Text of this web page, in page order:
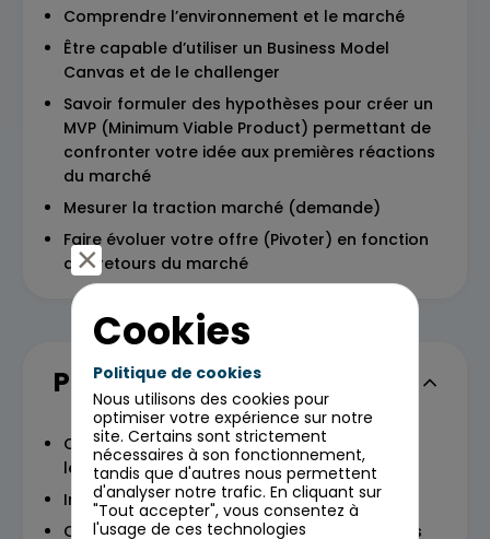
Comprendre l’environnement et le marché
Être capable d’utiliser un Business Model
Canvas et de le challenger
Savoir formuler des hypothèses pour créer un
MVP (Minimum Viable Product) permettant de
confronter votre idée aux premières réactions
du marché
Mesurer la traction marché (demande)
Faire évoluer votre offre (Pivoter) en fonction
des retours du marché
Programme
Comprendre les principes fondamentaux du
lean startup
Imaginer des hypothèses produit à tester
Créer son mvp se basant sur les hypothèses
Cookies
Politique de cookies
Nous utilisons des cookies pour
optimiser votre expérience sur notre
site. Certains sont strictement
nécessaires à son fonctionnement,
tandis que d'autres nous permettent
d'analyser notre trafic. En cliquant sur
"Tout accepter", vous consentez à
l'usage de ces technologies